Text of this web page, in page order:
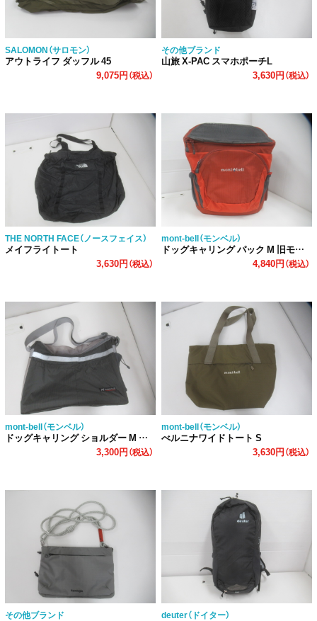
SALOMON（サロモン）
アウトライフ ダッフル 45
9,075円（税込）
その他ブランド
山旅 X-PAC スマホポーチL
3,630円（税込）
THE NORTH FACE（ノースフェイス）
メイフライトート
3,630円（税込）
mont-bell（モンベル）
ドッグキャリング パック M 旧モデル モンベル
4,840円（税込）
mont-bell（モンベル）
ドッグキャリング ショルダー M ダークグレー
3,300円（税込）
mont-bell（モンベル）
べルニナワイドトート S
3,630円（税込）
その他ブランド deuter（ドイター）